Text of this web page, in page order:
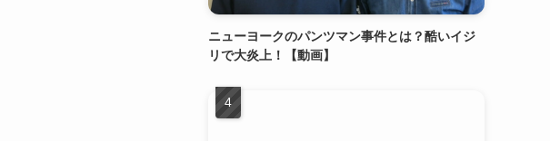
ニューヨークのパンツマン事件とは？酷いイジ
リで大炎上！【動画】